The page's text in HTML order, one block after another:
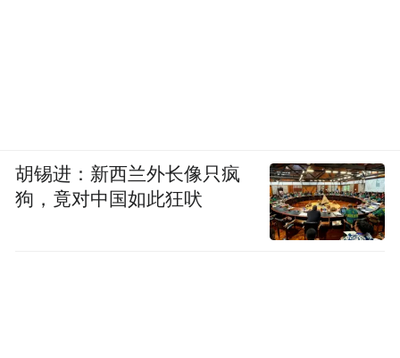
胡锡进：新西兰外长像只疯
狗，竟对中国如此狂吠